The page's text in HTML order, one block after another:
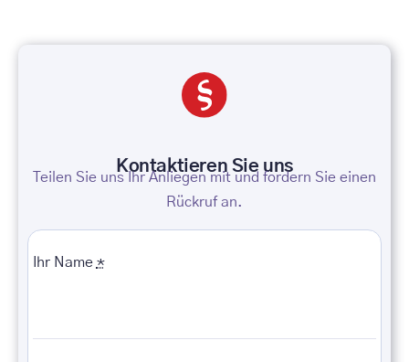
Kontaktieren Sie uns
Teilen Sie uns Ihr Anliegen mit und fordern Sie einen
Rückruf an.
Ihr Name *